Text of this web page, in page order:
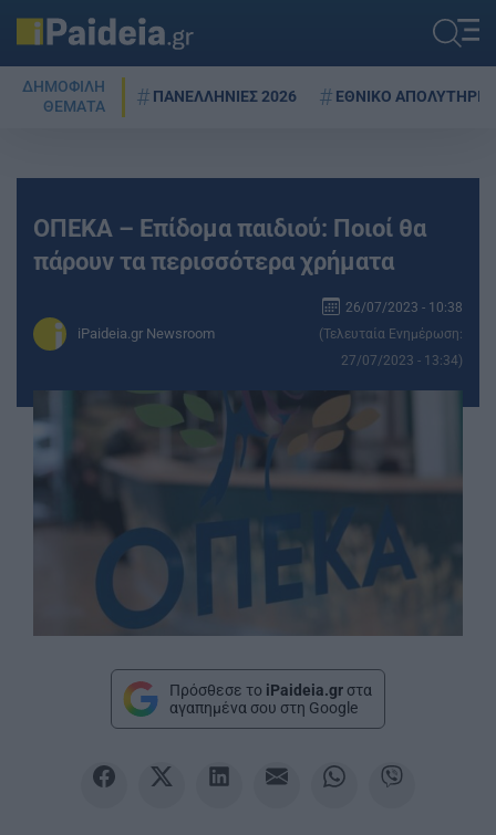
ΔΗΜΟΦΙΛΗ
ΘΕΜΑΤΑ
ΠΑΝΕΛΛΗΝΙΕΣ 2026 ΕΘΝΙΚΟ ΑΠΟΛΥΤΗΡΙΟ
ΟΠΕΚΑ – Επίδομα παιδιού: Ποιοί θα
πάρουν τα περισσότερα χρήματα
iPaideia.gr Newsroom
26/07/2023 - 10:38
(Τελευταία Ενημέρωση:
27/07/2023 - 13:34)
Πρόσθεσε το iPaideia.gr στα
αγαπημένα σου στη Google